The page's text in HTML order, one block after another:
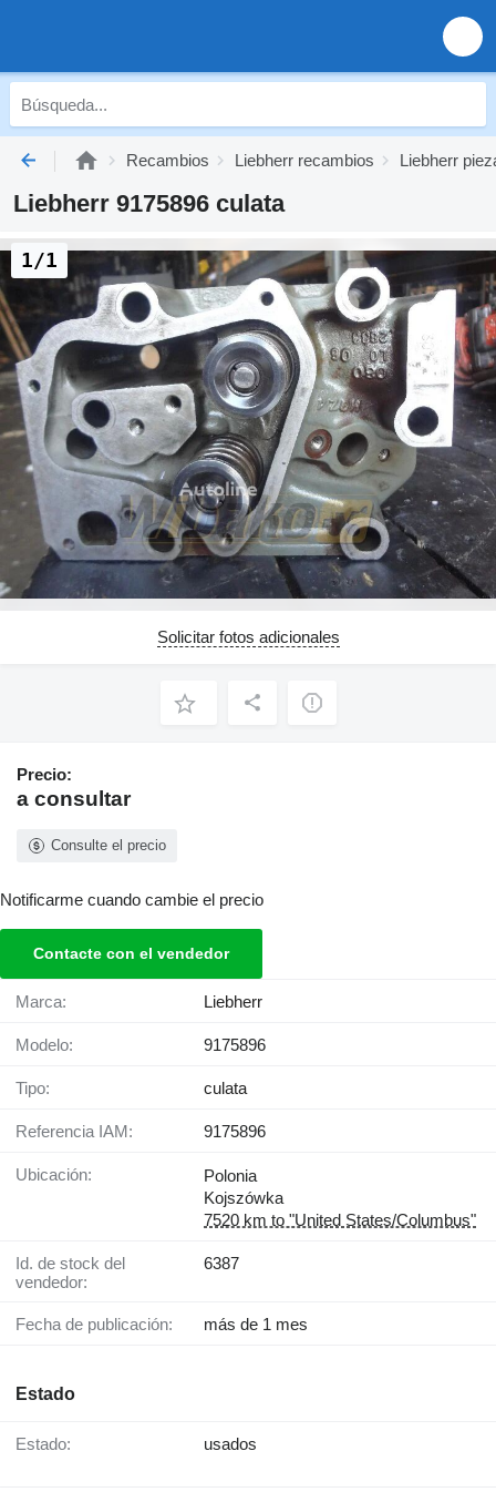
Recambios Liebherr recambios Liebherr
Liebherr 9175896 culata
1/1
Solicitar fotos adicionales
Precio:
a consultar
Consulte el precio
Notificarme cuando cambie el precio
Contacte con el vendedor
Marca: Liebherr
Modelo: 9175896
Tipo: culata
Referencia IAM: 9175896
Ubicación:
Polonia
Kojszówka
7520 km to "United States/Columbus"
Id. de stock del
vendedor:
6387
Fecha de publicación: más de 1 mes
Estado
Estado: usados